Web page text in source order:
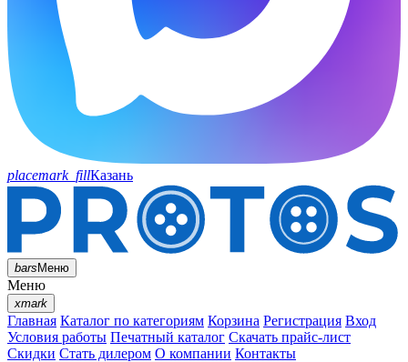
placemark_fillКазань
barsМеню
Меню
xmark
Главная Каталог по категориям Корзина Регистрация Вход
Условия работы Печатный каталог Скачать прайс-лист
Скидки Стать дилером О компании Контакты